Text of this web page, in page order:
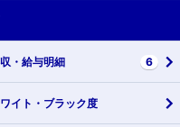
・ 給与明細 6
イト・ ブラック度